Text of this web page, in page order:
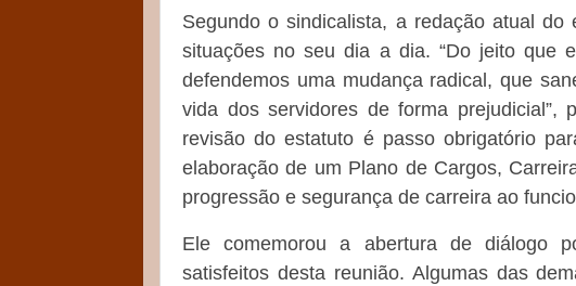
Segundo o sindicalista, a redação atual
situações no seu dia a dia. “Do jeito que
defendemos uma mudança radical, que
vida dos servidores de forma prejudicial”,
revisão do estatuto é passo obrigatório
elaboração de um Plano de Cargos,
progressão e segurança de carreira ao
Ele comemorou a abertura de diálogo
satisfeitos desta reunião. Algumas das